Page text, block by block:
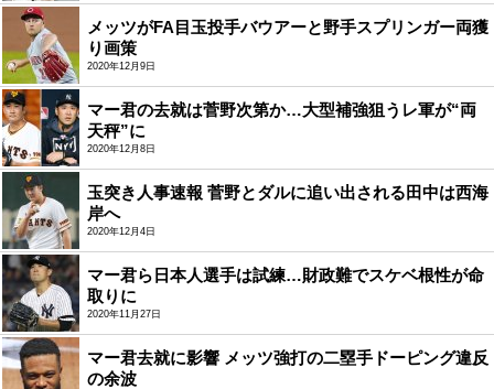
メッツがFA目玉投手バウアーと野手スプリンガー両獲
り画策
2020年12月9日
マー君の去就は菅野次第か…大型補強狙うレ軍が“両
天秤”に
2020年12月8日
玉突き人事速報 菅野とダルに追い出される田中は西海
岸へ
2020年12月4日
マー君ら日本人選手は試練…財政難でスケベ根性が命
取りに
2020年11月27日
マー君去就に影響 メッツ強打の二塁手ドーピング違反
の余波